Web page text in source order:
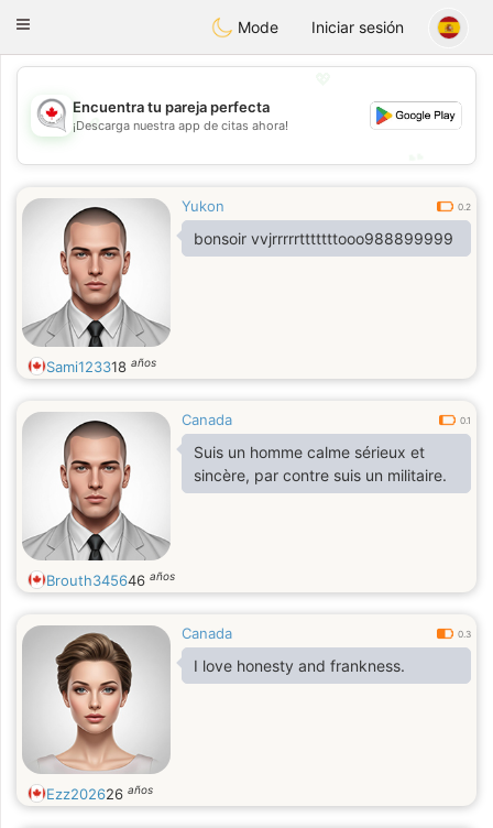
CANADIAN chat
Toggle
Mode Iniciar sesión
💖
💕
Encuentra tu pareja perfecta
¡Descarga nuestra app de citas ahora!
Yukon 0.2
bonsoir vvjrrrrrtttttttooo988899999
Sami123318 años
Canada 0.1
Suis un homme calme sérieux et
sincère, par contre suis un militaire.
Brouth345646 años
Canada 0.3
I love honesty and frankness.
Ezz202626 años